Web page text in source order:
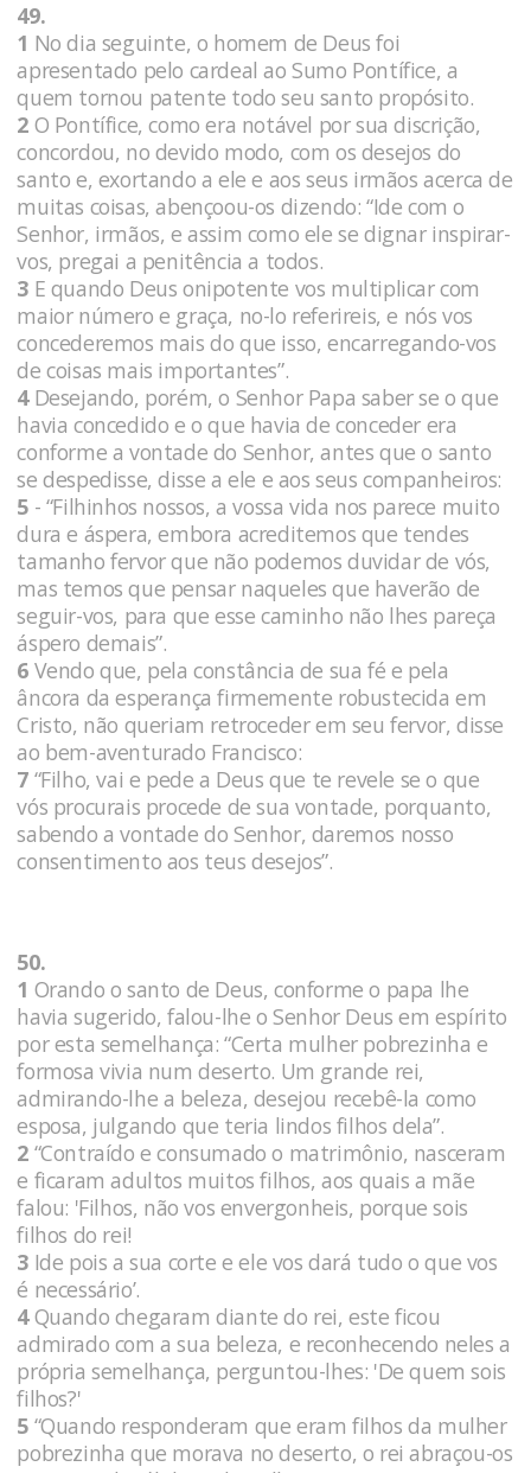
49.
1 No dia seguinte, o homem de Deus foi
apresentado pelo cardeal ao Sumo Pontífice, a
quem tornou patente todo seu santo propósito.
2 O Pontífice, como era notável por sua discrição,
concordou, no devido modo, com os desejos do
santo e, exortando a ele e aos seus irmãos acerca de
muitas coisas, abençoou-os dizendo: “Ide com o
Senhor, irmãos, e assim como ele se dignar inspirar-
vos, pregai a penitência a todos.
3 E quando Deus onipotente vos multiplicar com
maior número e graça, no-lo referireis, e nós vos
concederemos mais do que isso, encarregando-vos
de coisas mais importantes”.
4Desejando, porém, o Senhor Papa saber se o que
havia concedido e o que havia de conceder era
conforme a vontade do Senhor, antes que o santo
se despedisse, disse a ele e aos seus companheiros:
5 - “Filhinhos nossos, a vossa vida nos parece muito
dura e áspera, embora acreditemos que tendes
tamanho fervor que não podemos duvidar de vós,
mas temos que pensar naqueles que haverão de
seguir-vos, para que esse caminho não lhes pareça
áspero demais”.
6 Vendo que, pela constância de sua fé e pela
âncora da esperança firmemente robustecida em
Cristo, não queriam retroceder em seu fervor, disse
ao bem-aventurado Francisco:
7 “Filho, vai e pede a Deus que te revele se o que
vós procurais procede de sua vontade, porquanto,
sabendo a vontade do Senhor, daremos nosso
consentimento aos teus desejos”.
50.
1 Orando o santo de Deus, conforme o papa lhe
havia sugerido, falou-lhe o Senhor Deus em espírito
por esta semelhança: “Certa mulher pobrezinha e
formosa vivia num deserto. Um grande rei,
admirando-lhe a beleza, desejou recebê-la como
esposa, julgando que teria lindos filhos dela”.
2 “Contraído e consumado o matrimônio, nasceram
e ficaram adultos muitos filhos, aos quais a mãe
falou: 'Filhos, não vos envergonheis, porque sois
filhos do rei!
3 Ide pois a sua corte e ele vos dará tudo o que vos
é necessário’.
4Quando chegaram diante do rei, este ficou
admirado com a sua beleza, e reconhecendo neles a
própria semelhança, perguntou-lhes: 'De quem sois
filhos?'
5 “Quando responderam que eram filhos da mulher
pobrezinha que morava no deserto, o rei abraçou-os